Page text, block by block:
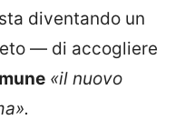
diventando un
— di accogliere
«il nuovo